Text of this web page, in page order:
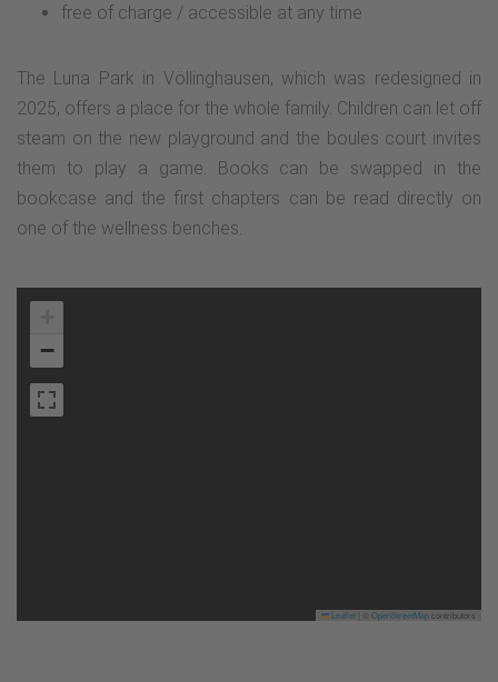
free of charge / accessible at any time
The Luna Park in Völlinghausen, which was redesigned in
2025, offers a place for the whole family. Children can let off
steam on the new playground and the boules court invites
them to play a game. Books can be swapped in the
bookcase and the first chapters can be read directly on
one of the wellness benches.
−
Leaflet OpenStreetMapcontributors